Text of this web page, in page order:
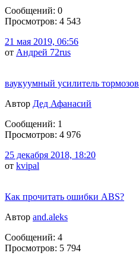
Сообщений: 0
Просмотров: 4 543
21 мая 2019, 06:56
от Андрей 72rus
ваукуумный усилитель тормозов
Автор Дед Афанасий
Сообщений: 1
Просмотров: 4 976
25 декабря 2018, 18:20
от kvipal
Как прочитать ошибки ABS?
Автор and.aleks
Сообщений: 4
Просмотров: 5 794